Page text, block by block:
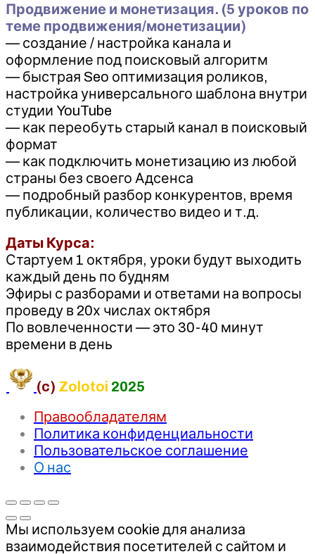
Продвижение и монетизация. (5 уроков по
теме продвижения/монетизации)
— создание / настройка канала и
оформление под поисковый алгоритм
— быстрая Seo оптимизация роликов,
настройка универсального шаблона внутри
студии YouTube
— как переобуть старый канал в поисковый
формат
— как подключить монетизацию из любой
страны без своего Адсенса
— подробный разбор конкурентов, время
публикации, количество видео и т.д.
Даты Курса:
Стартуем 1 октября, уроки будут выходить
каждый день по будням
Эфиры с разборами и ответами на вопросы
проведу в 20х числах октября
По вовлеченности — это 30-40 минут
времени в день
(c) Zolotoi 2025
Правообладателям
Политика конфиденциальности
Пользовательское соглашение
О нас
Мы используем cookie для анализа
взаимодействия посетителей с сайтом и